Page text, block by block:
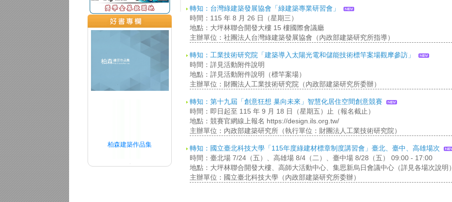
柏森建築作品集
轉知：台灣綠建築發展協會「綠建築專業研習會」
時間：115 年 8 月 26 日（星期三）
地點：大坪林聯合開發大樓 15 樓國際會議廳
主辦單位：社團法人台灣綠建築發展協會（內政部建築研究所指導）
轉知：工業技術研究院「建築導入太陽光電和儲能技術標竿案場觀摩參訪」
時間：詳見活動附件說明
地點：詳見活動附件說明（標竿案場）
主辦單位：財團法人工業技術研究院（內政部建築研究所委辦）
轉知：第十九屆「創意狂想 巢向未來」智慧化居住空間創意競賽
時間：即日起至 115 年 9 月 18 日（星期五）止（報名截止）
地點：競賽官網線上報名 https://design.ils.org.tw/
主辦單位：內政部建築研究所（執行單位：財團法人工業技術研究院）
轉知：國立臺北科技大學「115年度綠建材標章制度講習會」臺北、臺中、高雄場次
時間：臺北場 7/24（五）、高雄場 8/4（二）、臺中場 8/28（五） 09:00 - 17:00
地點：大坪林聯合開發大樓、高師大活動中心、集思新烏日會議中心（詳見各場次說明）
主辦單位：國立臺北科技大學（內政部建築研究所委辦）